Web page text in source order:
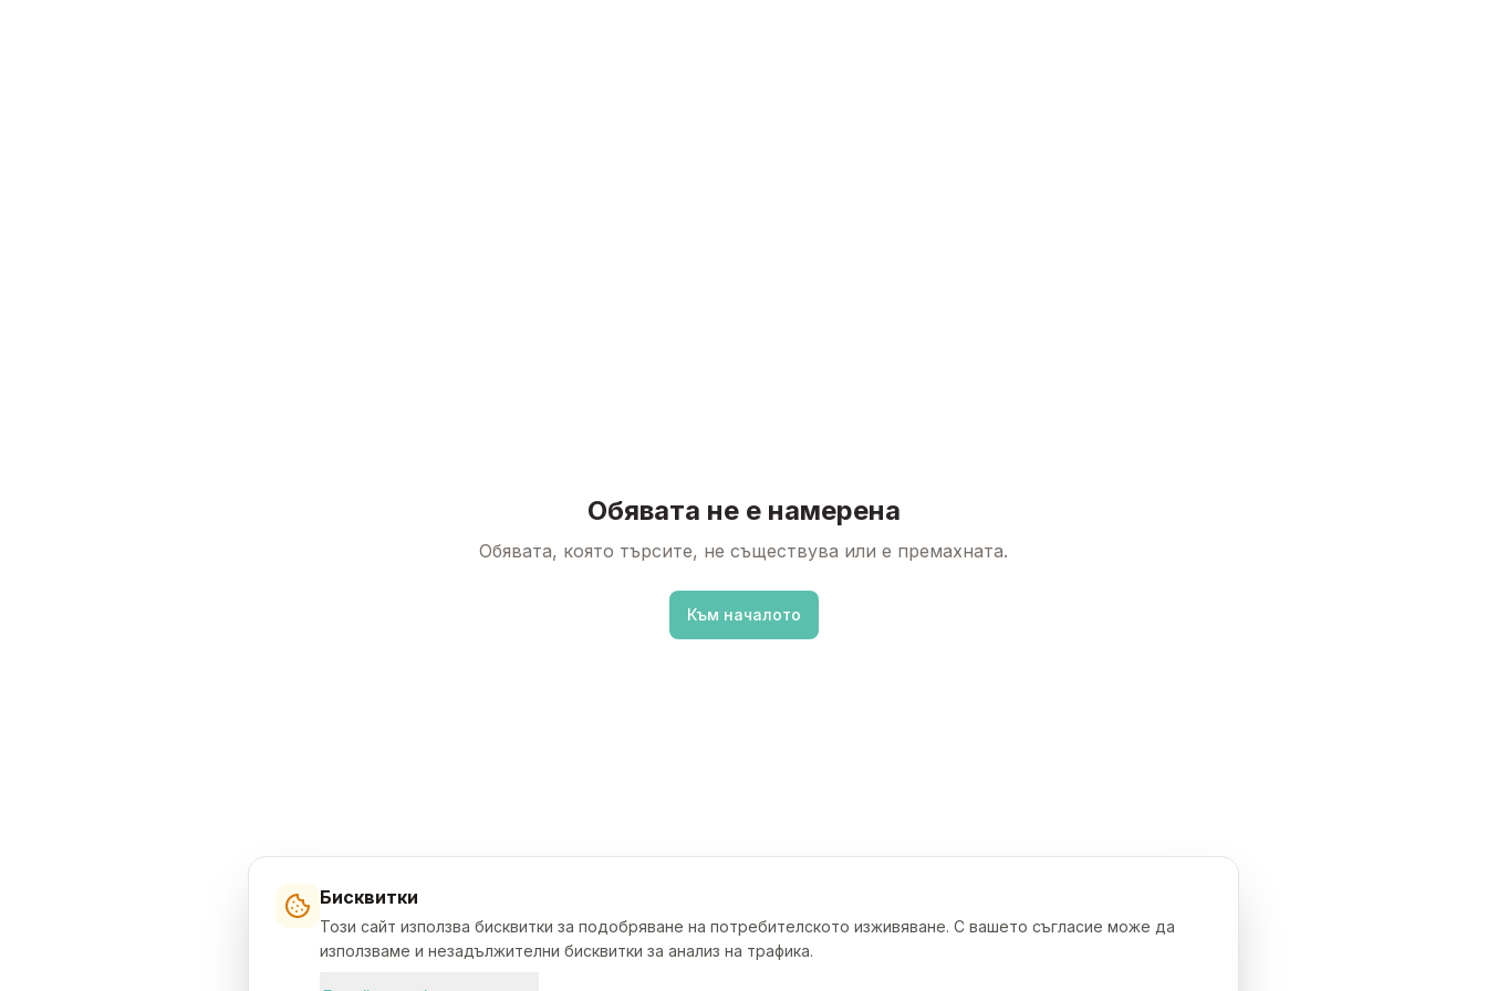
Обявата не е намерена
Обявата, която търсите, не съществува или е премахната.
Към началото
Бисквитки
Този сайт използва бисквитки за подобряване на потребителското изживяване. С вашето съгласие може да
използваме и незадължителни бисквитки за анализ на трафика.